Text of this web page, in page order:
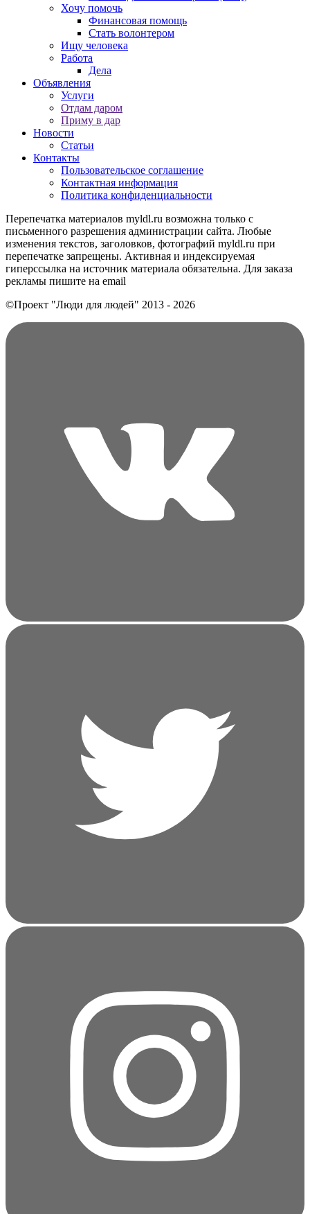
Хочу помочь
Финансовая помощь
Стать волонтером
Ищу человека
Работа
Дела
Объявления
Услуги
Отдам даром
Приму в дар
Новости
Статьи
Контакты
Пользовательское соглашение
Контактная информация
Политика конфиденциальности
Перепечатка материалов myldl.ru возможна только с
письменного разрешения администрации сайта. Любые
изменения текстов, заголовков, фотографий myldl.ru при
перепечатке запрещены. Активная и индексируемая
гиперссылка на источник материала обязательна. Для заказа
рекламы пишите на еmail
©Проект "Люди для людей" 2013 - 2026